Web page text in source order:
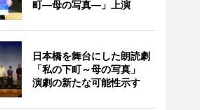
町―母の写真―」上演
日本橋を舞台にした朗読劇
「私の下町～母の写真」
演劇の新たな可能性示す